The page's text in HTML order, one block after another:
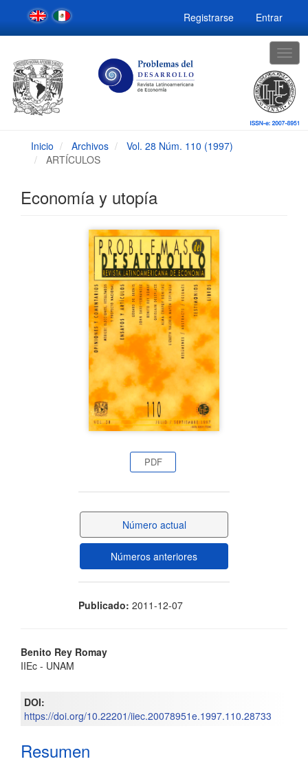
Navegación
principal
Contenido
Barra
lateral
Registrarse Entrar
Inicio Archivos
Vol. 28 Núm. 110 (1997)
ARTÍCULOS
Economía y utopía
PDF
Número actual
Números anteriores
Publicado: 2011-12-07
Contenido
del
artículo
Benito Rey Romay
IIEc - UNAM
DOI:
https://doi.org/10.22201/iiec.20078951e.1997.110.28733
Resumen